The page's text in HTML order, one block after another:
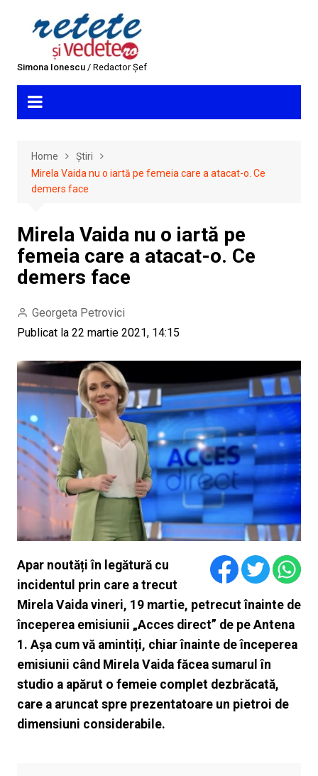
Simona Ionescu/ Redactor Șef
Home
Știri
Mirela Vaida nu o iartă pe femeia care a atacat-o. Ce
demers face
Mirela Vaida nu o iartă pe
femeia care a atacat-o. Ce
demers face
Georgeta Petrovici
Publicat la 22 martie 2021, 14:15
Apar noutăți în legătură cu
incidentul prin care a trecut
Mirela Vaida vineri, 19 martie, petrecut înainte de
începerea emisiunii „Acces direct” de pe Antena
1. Așa cum vă amintiți, chiar înainte de începerea
emisiunii când Mirela Vaida făcea sumarul în
studio a apărut o femeie complet dezbrăcată,
care a aruncat spre prezentatoare un pietroi de
dimensiuni considerabile.